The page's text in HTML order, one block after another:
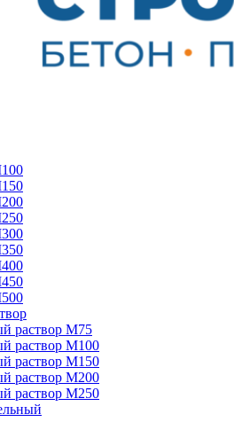
раствор М75
раствор М100
раствор М150
раствор М200
раствор М250